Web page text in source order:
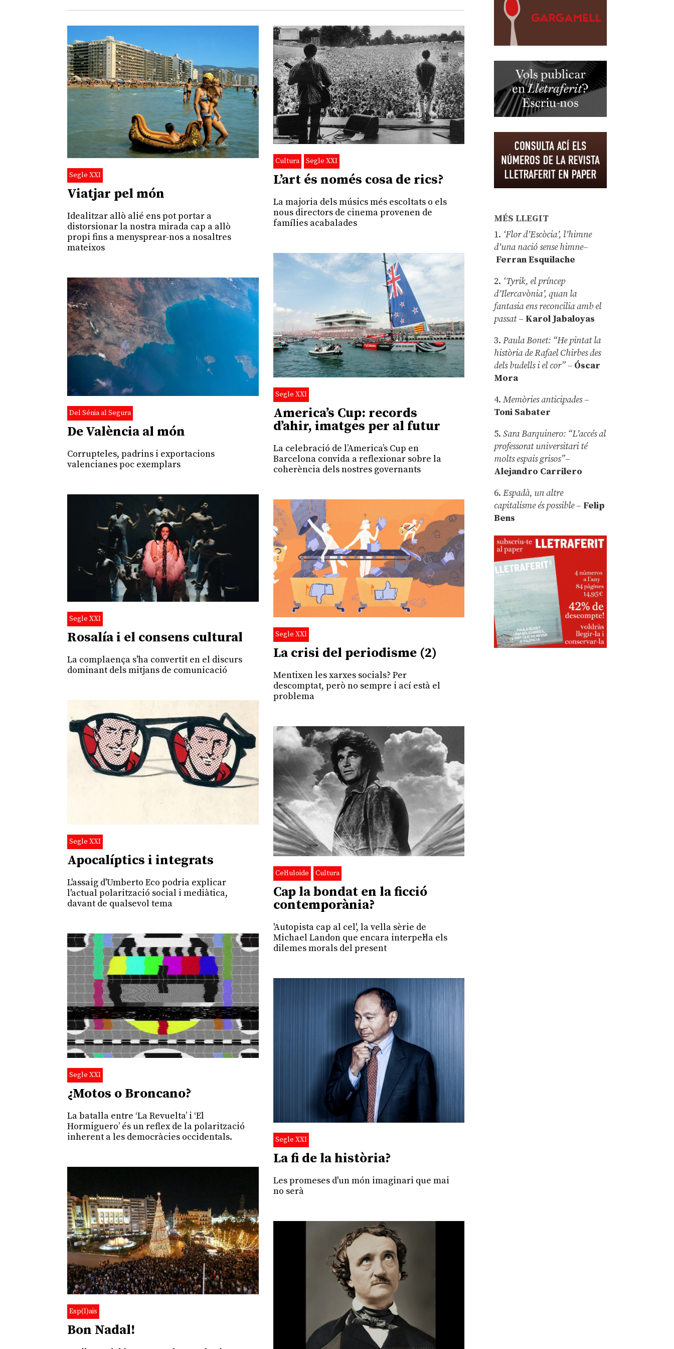
Segle XXI
Viatjar pel món
Idealitzar allò alié ens pot portar a
distorsionar la nostra mirada cap a allò
propi fins a menysprear-nos a nosaltres
mateixos
Cultura Segle XXI
L’art és només cosa de rics?
La majoria dels músics més escoltats o els
nous directors de cinema provenen de
famílies acabalades
Segle XXI
America’s Cup: records
d’ahir, imatges per al futur
La celebració de l’America’s Cup en
Barcelona convida a reflexionar sobre la
coherència dels nostres governants
Del Sénia al Segura
De València al món
Corrupteles, padrins i exportacions
valencianes poc exemplars
Segle XXI
Rosalía i el consens cultural
La complaença s'ha convertit en el discurs
dominant dels mitjans de comunicació
Segle XXI
La crisi del periodisme (2)
Mentixen les xarxes socials? Per
descomptat, però no sempre i ací està el
problema
Segle XXI
Apocalíptics i integrats
L'assaig d'Umberto Eco podria explicar
l'actual polarització social i mediàtica,
davant de qualsevol tema
Cel·luloide Cultura
Cap la bondat en la ficció
contemporània?
'Autopista cap al cel', la vella sèrie de
Michael Landon que encara interpel·la els
dilemes morals del present
Segle XXI
¿Motos o Broncano?
La batalla entre ‘La Revuelta’ i ‘El
Hormiguero’ és un reflex de la polarització
inherent a les democràcies occidentals.
Segle XXI
La fi de la història?
Les promeses d'un món imaginari que mai
no serà
Esp(l)ais
Bon Nadal!
MÉS LLEGIT
1. ‘Flor d’Escòcia’, l’himne
d’una nació sense himne–
Ferran Esquilache
2. ‘Tyrik, el príncep
d’Ilercavònia’, quan la
fantasia ens reconcilia amb el
passat– Karol Jabaloyas
3.Paula Bonet: “He pintat la
història de Rafael Chirbes des
dels budells i el cor” – Óscar
Mora
4.Memòries anticipades–
Toni Sabater
5.Sara Barquinero: “L’accés al
professorat universitari té
molts espais grisos”–
Alejandro Carrilero
6.Espadà, un altre
capitalisme és possible – Felip
Bens